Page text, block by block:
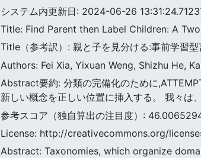
システム内更新日: 2024-06-26
Title: Find Parent then Label Children: A
Title（参考訳）: 親と子を見分ける:事前学習
Authors: Fei Xia, Yixuan Weng, Shizhu He,
Abstract要約: 分類の完備化のために
新しい概念を正しい位置に挿入する。 我々は
参考スコア（独自算出の注目度）:
License: http://creativecommons.org/
Abstract: Taxonomies, which organize